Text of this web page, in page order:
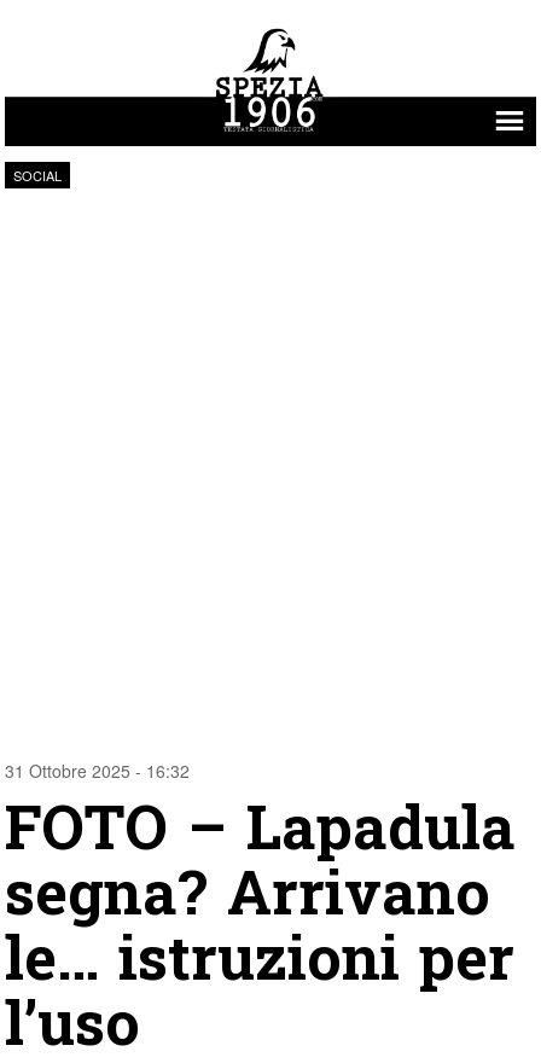
Vai al contenuto
SOCIAL
31 Ottobre 2025 - 16:32
FOTO – Lapadula
segna? Arrivano
le… istruzioni per
l’uso